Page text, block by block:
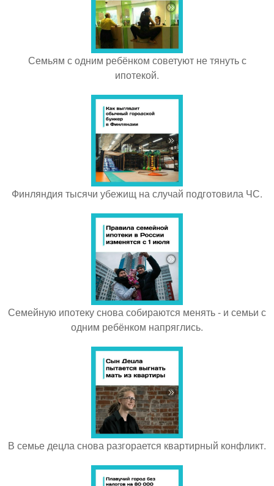
Семьям с одним ребёнком советуют не тянуть с
ипотекой.
Финляндия тысячи убежищ на случай подготовила ЧС.
Семейную ипотеку снова собираются менять - и семьи с
одним ребёнком напряглись.
В семье децла снова разгорается квартирный конфликт.